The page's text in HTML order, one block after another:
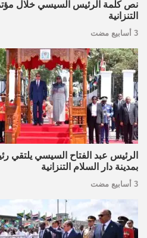
نص كلمة الرئيس السيسي خلال
التنزانية
3 أسابيع مضت
الرئيس عبد الفتاح السيسي يلتقي
بمدينة دار السلام التنزانية
3 أسابيع مضت